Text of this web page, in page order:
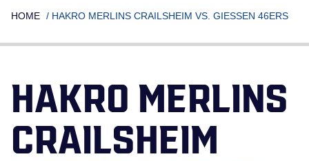
HOME / HAKRO MERLINS CRAILSHEIM VS. GIESSEN 46ERS
HAKRO MERLINS
CRAILSHEIM